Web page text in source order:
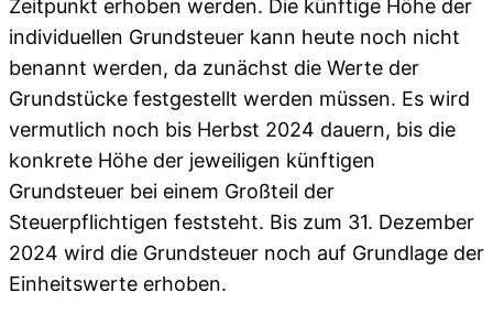
Zeitpunkt erhoben werden. Die künftige Höhe der
individuellen Grundsteuer kann heute noch nicht
benannt werden, da zunächst die Werte der
Grundstücke festgestellt werden müssen. Es wird
vermutlich noch bis Herbst 2024 dauern, bis die
konkrete Höhe der jeweiligen künftigen
Grundsteuer bei einem Großteil der
Steuerpflichtigen feststeht. Bis zum 31. Dezember
2024 wird die Grundsteuer noch auf Grundlage der
Einheitswerte erhoben.